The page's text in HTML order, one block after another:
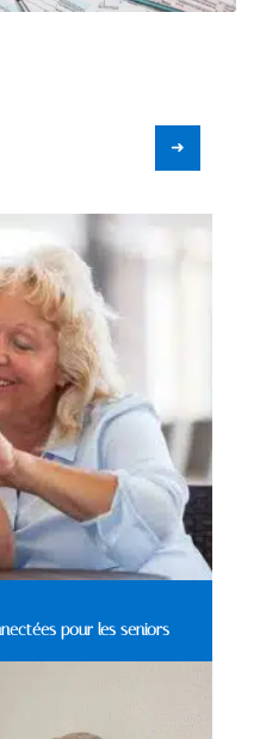
pour les seniors